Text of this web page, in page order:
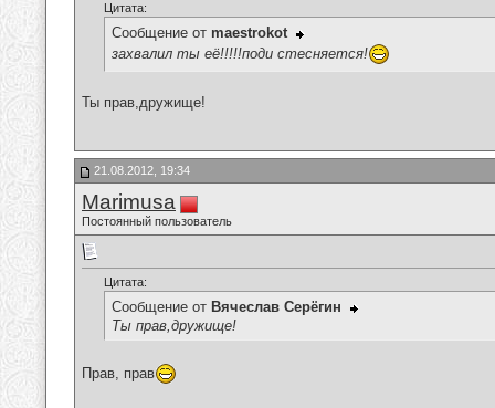
Цитата:
Сообщение от maestrokot
захвалил ты её!!!!!поди стесняется!
Ты прав,дружище!
21.08.2012, 19:34
Marimusa
Постоянный пользователь
Цитата:
Сообщение от Вячеслав Серёгин
Ты прав,дружище!
Прав, прав